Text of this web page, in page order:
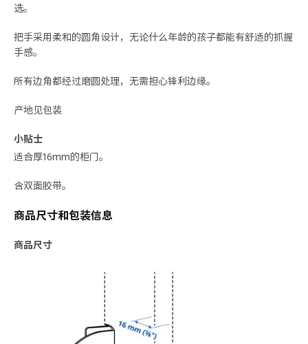
选。
把手采用柔和的圆角设计，无论什么年龄的孩子都能有舒适的抓握
手感。
所有边角都经过磨圆处理，无需担心锋利边缘。
产地见包装
小贴士
适合厚16mm的柜门。
含双面胶带。
商品尺寸和包装信息
商品尺寸